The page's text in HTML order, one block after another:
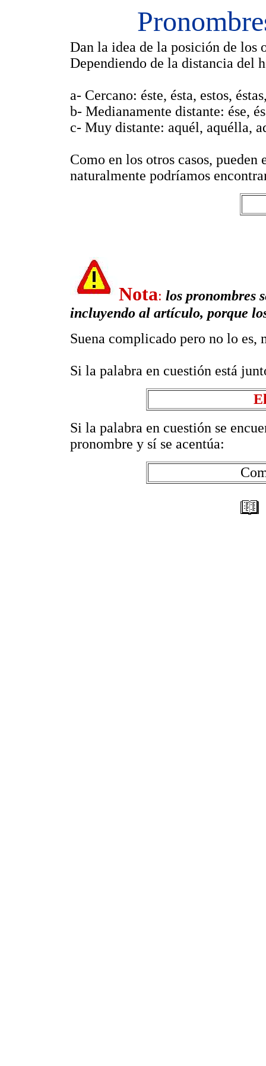
Dan la idea de la posición de los
Dependiendo de la distancia del
a- Cercano: éste, ésta, estos,
b- Medianamente distante: ése,
c- Muy distante: aquél, aquélla,
Como en los otros casos,
naturalmente podríamos
Nota: los pronombres
incluyendo al artículo, porque
Suena complicado pero no lo es,
Si la palabra en cuestión está
Si la palabra en cuestión se
pronombre y sí se acentúa: